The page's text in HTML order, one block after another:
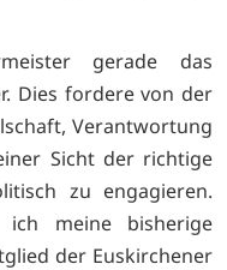
gerade das
Dies fordere von der
Verantwortung
Sicht der richtige
zu engagieren.
meine bisherige
der Euskirchener